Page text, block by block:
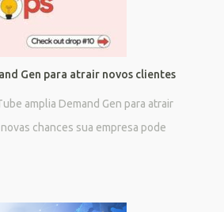
Gen para atrair novos clientes
amplia Demand Gen para atrair
chances sua empresa pode